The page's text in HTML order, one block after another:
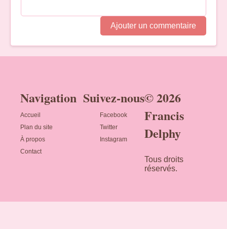
Ajouter un commentaire
Navigation
Accueil
Plan du site
À propos
Contact
Suivez-nous
Facebook
Twitter
Instagram
© 2026
Francis
Delphy
Tous droits
réservés.